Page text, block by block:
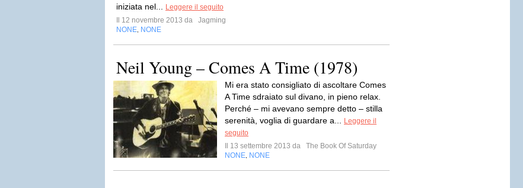
iniziata nel...
Leggere il seguito
Il 12 novembre 2013 da
Jagming
NONE NONE
Neil Young – Comes A Time (1978)
Mi era stato consigliato di ascoltare Comes
A Time sdraiato sul divano, in pieno relax.
Perché – mi avevano sempre detto – stilla
serenità, voglia di guardare a...
Leggere il
seguito
Il 13 settembre 2013 da
The Book Of Saturday
NONE NONE